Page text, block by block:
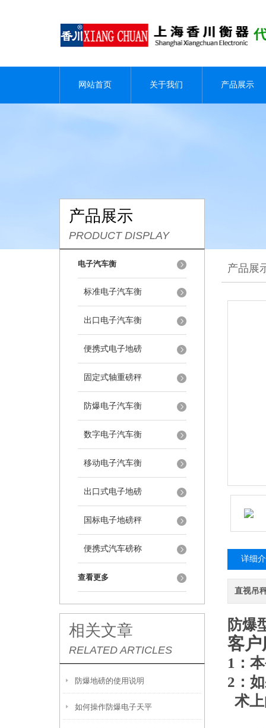
网站首页 关于我们 产品展示
产品展示
PRODUCT DISPLAY
电子汽车衡
标准电子汽车衡
出口电子汽车衡
便携式电子地磅
固定式轴重磅秤
防爆电子汽车衡
数字电子汽车衡
移动电子汽车衡
出口式电子地磅
国标电子地磅秤
便携式汽车磅称
查看更多
相关文章
RELATED ARTICLES
防爆地磅的使用说明
如何操作防爆电子天平
产品展
详细
直视吊
防爆
客
1：
2：
术